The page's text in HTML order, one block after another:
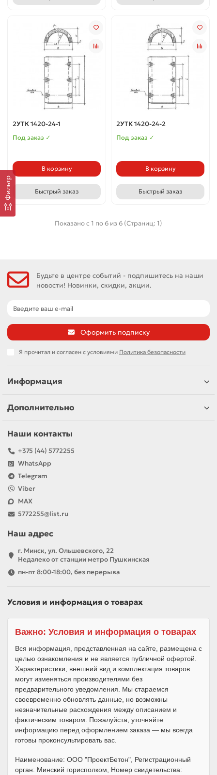
Фильтр
2УТК 1420-24-1
Под заказ ✓
В корзину
Быстрый заказ
2УТК 1420-24-2
Под заказ ✓
В корзину
Быстрый заказ
Показано с 1 по 6 из 6 (Страниц: 1)
Будьте в центре событий - подпишитесь на наши
новости! Новинки, скидки, акции.
Оформить подписку
Я прочитал и согласен с условиями Политика безопасности
Информация
Дополнительно
Наши контакты
+375 (44) 5772255
WhatsApp
Telegram
Viber
MAX
5772255@list.ru
Наш адрес
г. Минск, ул. Ольшевского, 22
Недалеко от станции метро Пушкинская
пн-пт 8:00-18:00, без перерыва
Условия и информация о товарах
Важно: Условия и информация о товарах
Вся информация, представленная на сайте, размещена с
целью ознакомления и не является публичной офертой.
Характеристики, внешний вид и комплектация товаров
могут изменяться производителями без
предварительного уведомления. Мы стараемся
своевременно обновлять данные, но возможны
незначительные расхождения между описанием и
фактическим товаром. Пожалуйста, уточняйте
информацию перед оформлением заказа — мы всегда
готовы проконсультировать вас.
Наименование: ООО "ПроектБетон", Регистрационный
орган: Минский горисполком, Номер свидетельства: